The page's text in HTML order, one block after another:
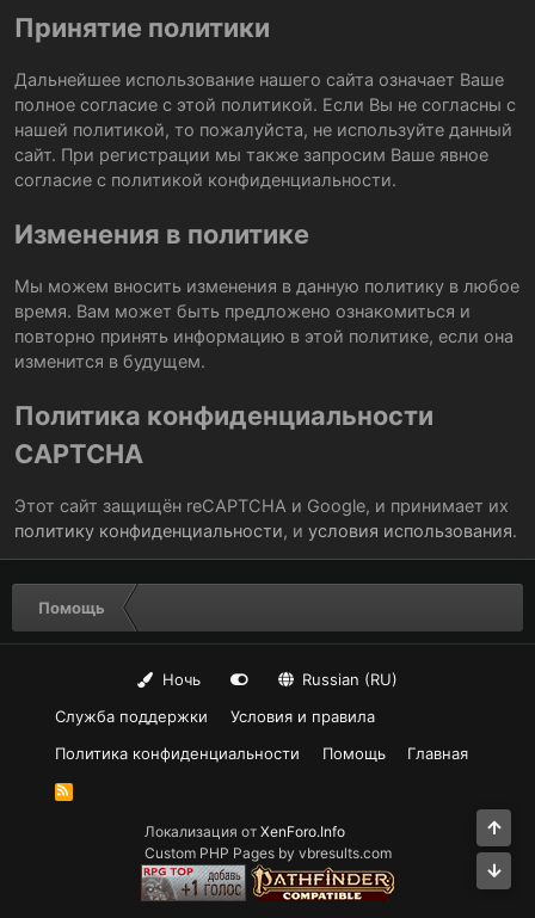
Принятие политики
Дальнейшее использование нашего сайта означает Ваше
полное согласие с этой политикой. Если Вы не согласны с
нашей политикой, то пожалуйста, не используйте данный
сайт. При регистрации мы также запросим Ваше явное
согласие с политикой конфиденциальности.
Изменения в политике
Мы можем вносить изменения в данную политику в любое
время. Вам может быть предложено ознакомиться и
повторно принять информацию в этой политике, если она
изменится в будущем.
Политика конфиденциальности
CAPTCHA
Этот сайт защищён reCAPTCHA и Google, и принимает их
политику конфиденциальности, и условия использования.
Помощь
Ночь
Russian (RU)
Служба поддержки
Условия и правила
Политика конфиденциальности
Помощь Главная
R
S
Локализация от XenForo.Info
Custom PHP Pages by vbresults.com